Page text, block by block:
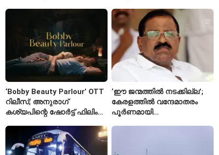
കാരണമെന്ന് മകൾ
വിദ്യാർഥികളുടെ എതിർപ്പ്
‘Bobby Beauty Parlour’ OTT
റിലീസ്; അനുരാഗ്
കശ്യപിന്റെ ഷോർട്ട് ഫിലിം
‘ഈ ജന്മത്തിൽ നടക്കില്ല’;
കേരളത്തിൽ വന്ദേമാതരം
പൂർണമായി